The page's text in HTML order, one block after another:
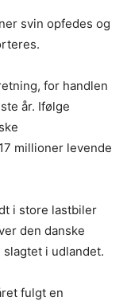
svin opfedes og
for handlen
år. Ifølge
millioner levende
i store lastbiler
den danske
i udlandet.
fulgt en